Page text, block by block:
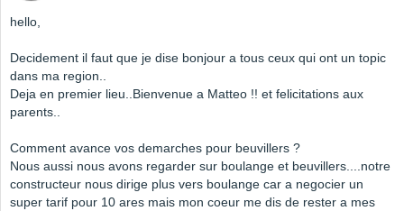
hello,
Decidement il faut que je dise bonjour a tous ceux qui ont un topic
dans ma region..
Deja en premier lieu..Bienvenue a Matteo !! et felicitations aux
parents..
Comment avance vos demarches pour beuvillers ?
Nous aussi nous avons regarder sur boulange et beuvillers....notre
constructeur nous dirige plus vers boulange car a negocier un
super tarif pour 10 ares mais mon coeur me dis de rester a mes